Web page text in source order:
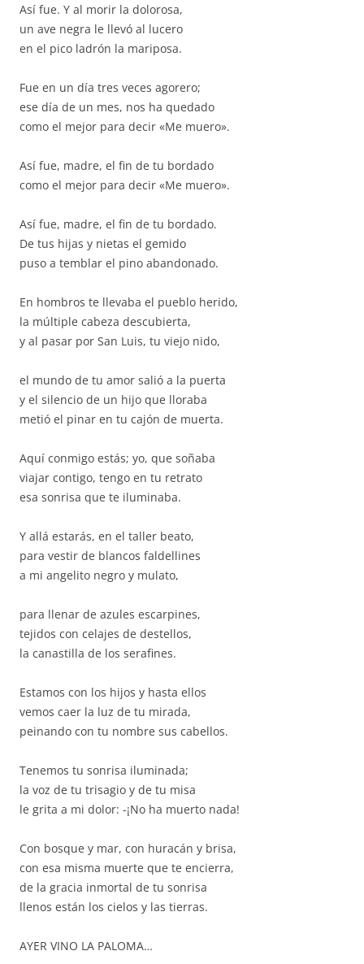
Así fue. Y al morir la dolorosa,
un ave negra le llevó al lucero
en el pico ladrón la mariposa.
Fue en un día tres veces agorero;
ese día de un mes, nos ha quedado
como el mejor para decir «Me muero».
Así fue, madre, el fin de tu bordado
como el mejor para decir «Me muero».
Así fue, madre, el fin de tu bordado.
De tus hijas y nietas el gemido
puso a temblar el pino abandonado.
En hombros te llevaba el pueblo herido,
la múltiple cabeza descubierta,
y al pasar por San Luis, tu viejo nido,
el mundo de tu amor salió a la puerta
y el silencio de un hijo que lloraba
metió el pinar en tu cajón de muerta.
Aquí conmigo estás; yo, que soñaba
viajar contigo, tengo en tu retrato
esa sonrisa que te iluminaba.
Y allá estarás, en el taller beato,
para vestir de blancos faldellines
a mi angelito negro y mulato,
para llenar de azules escarpines,
tejidos con celajes de destellos,
la canastilla de los serafines.
Estamos con los hijos y hasta ellos
vemos caer la luz de tu mirada,
peinando con tu nombre sus cabellos.
Tenemos tu sonrisa iluminada;
la voz de tu trisagio y de tu misa
le grita a mi dolor: -¡No ha muerto nada!
Con bosque y mar, con huracán y brisa,
con esa misma muerte que te encierra,
de la gracia inmortal de tu sonrisa
llenos están los cielos y las tierras.
AYER VINO LA PALOMA…